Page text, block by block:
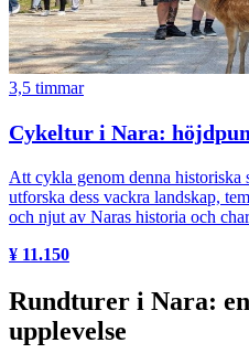
3,5 timmar
Cykeltur i Nara:
Att cykla genom denna
utforska dess vackra landskap,
och njut av Naras historia och
¥ 11.150
Rundturer i Nara:
upplevelse